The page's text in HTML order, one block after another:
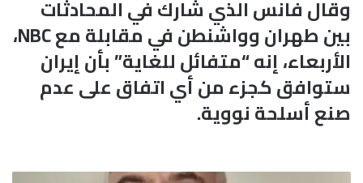
وقال فانس الذي شارك في المحادثات
بين طهران وواشنطن في مقابلة مع NBC،
الأربعاء، إنه “متفائل للغاية” بأن إيران
ستوافق كجزء من أي اتفاق على عدم
صنع أسلحة نووية.